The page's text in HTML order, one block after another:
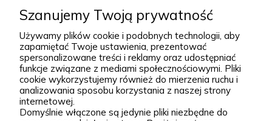
Zielona Para - Internetowe centrum
ogrodnicze
Zielona Para to szkółka roślin i sklep ogrodniczy
online stworzony z miłości do natury, ogrodów i
pięknych nasadzeń. Od początku naszym celem jest
dostarczanie klientom wysokiej jakości roślin
Szanujemy Twoją prywatność
Używamy plików cookie i podobnych technologii, aby
zapamiętać Twoje ustawienia, prezentować
spersonalizowane treści i reklamy oraz udostępniać
funkcje związane z mediami społecznościowymi. Pliki
cookie wykorzystujemy również do mierzenia ruchu i
analizowania sposobu korzystania z naszej strony
internetowej.
Domyślnie włączone są jedynie pliki niezbędne do